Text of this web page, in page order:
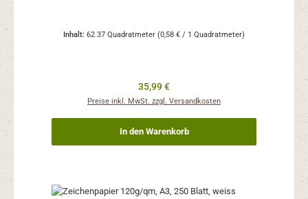
Inhalt: 62.37 Quadratmeter (0,58 € / 1 Quadratmeter)
Regulärer Preis:
35,99 €
Preise inkl. MwSt. zzgl. Versandkosten
In den Warenkorb